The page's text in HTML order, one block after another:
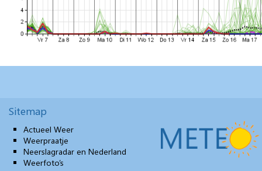
Sitemap
Actueel Weer
Weerpraatje
Neerslagradar en Nederland
Weerfoto’s